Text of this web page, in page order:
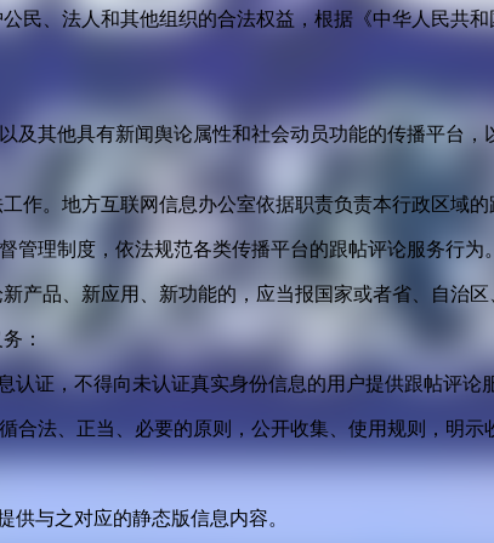
民、法人和其他组织的合法权益，根据《中华人民共
其他具有新闻舆论属性和社会动员功能的传播平台
作。地方互联网信息办公室依据职责负责本行政区域
管理制度，依法规范各类传播平台的跟帖评论服务行为
产品、新应用、新功能的，应当报国家或者省、自治
：
认证，不得向未认证真实身份信息的用户提供跟帖评论
合法、正当、必要的原则，公开收集、使用规则，明
供与之对应的静态版信息内容。